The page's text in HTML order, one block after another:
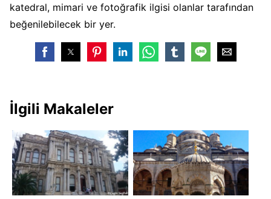
katedral, mimari ve fotoğrafik ilgisi olanlar tarafından
beğenilebilecek bir yer.
İlgili Makaleler